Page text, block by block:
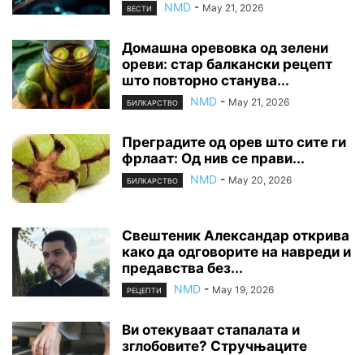
ВЕСТИ NMD - May 21, 2026
Домашна оревовка од зелени
ореви: стар балкански рецепт
што повторно станува...
БИЛКАРСТВО NMD - May 21, 2026
Преградите од орев што сите ги
фрлаат: Од нив се прави...
БИЛКАРСТВО NMD - May 20, 2026
Свештеник Александар открива
како да одговорите на навреди и
предавства без...
РЕЦЕПТИ NMD - May 19, 2026
Ви отекуваат стапалата и
зглобовите? Стручњаците